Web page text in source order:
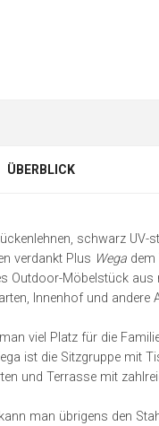
ÜBERBLICK
schwarz UV-
verdankt Plus Wega dem
Outdoor-Möbelstück
Innenhof und andere
viel Platz für die
ist die Sitzgruppe mit
und Terrasse mit
man übrigens den